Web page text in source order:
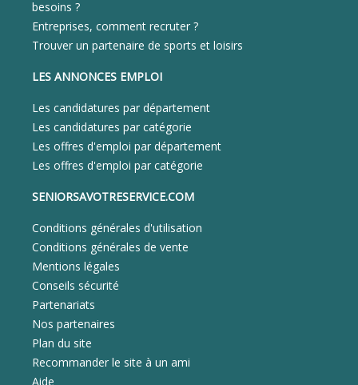
besoins ?
Entreprises, comment recruter ?
Trouver un partenaire de sports et loisirs
LES ANNONCES EMPLOI
Les candidatures par département
Les candidatures par catégorie
Les offres d'emploi par département
Les offres d'emploi par catégorie
SENIORSAVOTRESERVICE.COM
Conditions générales d'utilisation
Conditions générales de vente
Mentions légales
Conseils sécurité
Partenariats
Nos partenaires
Plan du site
Recommander le site à un ami
Aide